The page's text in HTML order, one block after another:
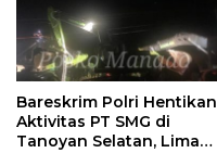
Bareskrim Polri Hentikan
Aktivitas PT SMG di
Tanoyan Selatan, Lima